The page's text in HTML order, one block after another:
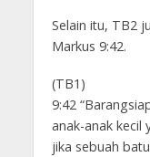
Selain itu, TB2
Markus 9:42.
(TB1)
9:42
anak-anak kecil
jika sebuah